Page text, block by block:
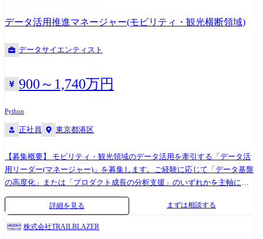
開発環境やサンドボックス環境も含めたクラウド環境の設計、構築およ
び運用を担っていただきます。 ・アプリ開発やデータ分析を実施するた
めのアーキテクチャ構想の策定 ・IaaS(現在はAWS,GCP)上でデータ分析
を行うための環境(データレイクやパイプラインなど)のベースとなるイン
設計 ・社内のデータサイエンティストやエンジニアと連携し、新ツール
導入のための環境構築や運用改善の提案 ●配属先組織構成 事業戦略部
データ活用推進マネージャー(モビリティ・観光横断領域)
データサイエンティスト
900～1,740万円
Python
正社員 東京都港区
【募集概要】 モビリティ・観光領域のデータ活用を牽引する「データ活
用リーダー(マネージャー)」を募集します。ご経験に応じて「データ基盤
の高度化」または「プロダクト成長の分析支援」のいずれかを主軸に、
組織のマネジメントを担っていただきます。 【具体的な業務内容】 ●デ
ータ利活用プロジェクトのリード 基盤整備から分析設計、施策提言まで
の一連のプロセスの監督。 ●ピープルマネジメント エンジニア・サイエ
詳細を見る まずは相談する
株式会社TRAILBLAZER